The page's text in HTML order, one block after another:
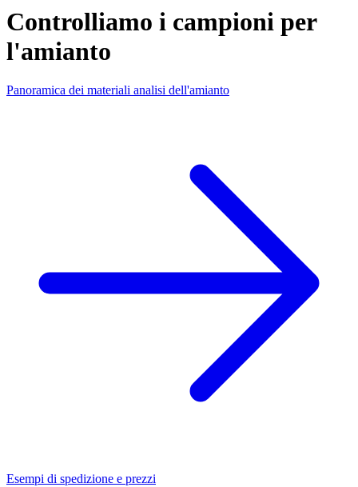
Controlliamo i campioni per
l'amianto
Panoramica dei materiali analisi dell'amianto
Esempi di spedizione e prezzi